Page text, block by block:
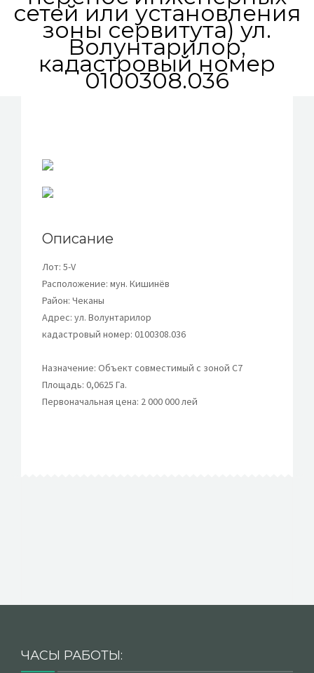
сетей или установления
зоны сервитута) ул.
Волунтарилор,
кадастровый номер
0100308.036
Описание
Лот: 5-V
Расположение: мун. Кишинёв
Район: Чеканы
Адрес: ул. Волунтарилор
кадастровый номер: 0100308.036
Назначение: Объект совместимый с зоной С7
Площадь: 0,0625 Га.
Первоначальная цена: 2 000 000 лей
ЧАСЫ РАБОТЫ: